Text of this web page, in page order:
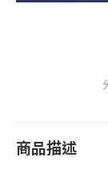
商品描述